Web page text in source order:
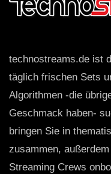
technostreams.de ist
täglich frischen Sets
Algorithmen -die
Geschmack haben-
bringen Sie in
zusammen,
Streaming Crews